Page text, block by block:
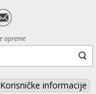
opreme
Korisničke informacije